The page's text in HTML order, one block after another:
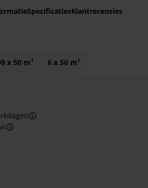
SpecificatiesKlantrecensies
x 50 m¹ 6 x 50 m¹